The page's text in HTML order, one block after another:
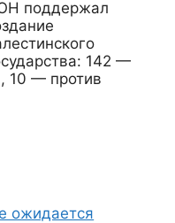
поддержал
142 —
10 — против
ожидается